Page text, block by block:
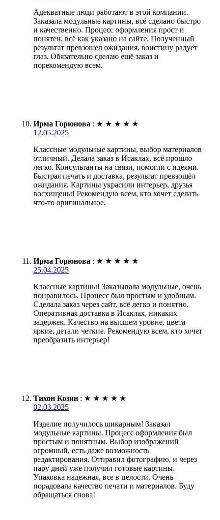
Адекватные люди работают в этой компании.
Заказала модульные картины, всё сделано быстро
и качественно. Процесс оформления прост и
понятен, всё как указано на сайте. Полученный
результат превзошел ожидания, воистину радует
глаз. Обязательно сделаю ещё заказ и
порекомендую всем.
Ирма Горюнова : ★ ★ ★ ★ ★
12.05.2025
Классные модульные картины, выбор материалов
отличный. Делала заказ в Исаклах, всё прошло
легко. Консультанты на связи, помогли с идеями.
Быстрая печать и доставка, результат превзошёл
ожидания. Картины украсили интерьер, друзья
восхищены! Рекомендую всем, кто хочет сделать
что-то оригинальное.
Ирма Горюнова : ★ ★ ★ ★ ★
25.04.2025
Классные картины! Заказывала модульные, очень
понравилось. Процесс был простым и удобным.
Сделала заказ через сайт, всё легко и понятно.
Оперативная доставка в Исаклах, никаких
задержек. Качество на высшем уровне, цвета
яркие, детали четкие. Рекомендую всем, кто хочет
преобразить интерьер!
Тихон Козин : ★ ★ ★ ★ ★
02.03.2025
Изделие получилось шикарным! Заказал
модульные картины. Процесс оформления был
простым и понятным. Выбор изображений
огромный, есть даже возможность
редактирования. Отправил фотографию, и через
пару дней уже получил готовые картины.
Упаковка надежная, все в целости. Очень
порадовала качество печати и материалов. Буду
обращаться снова!